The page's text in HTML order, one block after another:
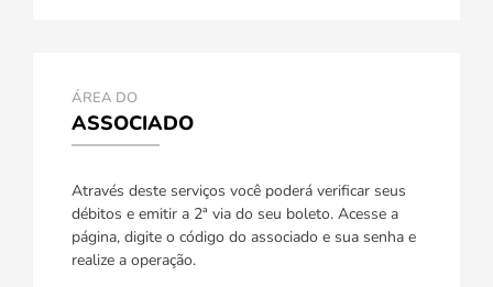
ÁREA DO
ASSOCIADO
Através deste serviços você poderá verificar seus
débitos e emitir a 2ª via do seu boleto. Acesse a
página, digite o código do associado e sua senha e
realize a operação.